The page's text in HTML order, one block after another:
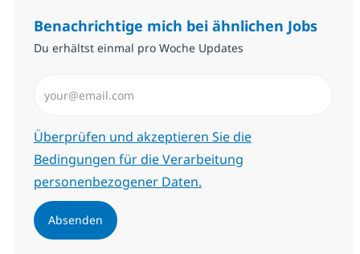
Benachrichtige mich bei ähnlichen Jobs
Du erhältst einmal pro Woche Updates
Erforderlich
Überprüfen und akzeptieren Sie die
Bedingungen für die Verarbeitung
personenbezogener Daten.
Absenden